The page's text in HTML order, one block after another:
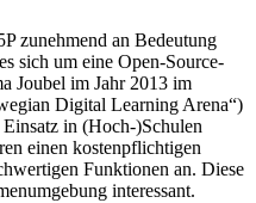
zunehmend an Bedeutung
sich um eine Open-Source-
Joubel im Jahr 2013 im
Digital Learning Arena“)
in (Hoch-)Schulen
einen kostenpflichtigen
Funktionen an. Diese
interessant.